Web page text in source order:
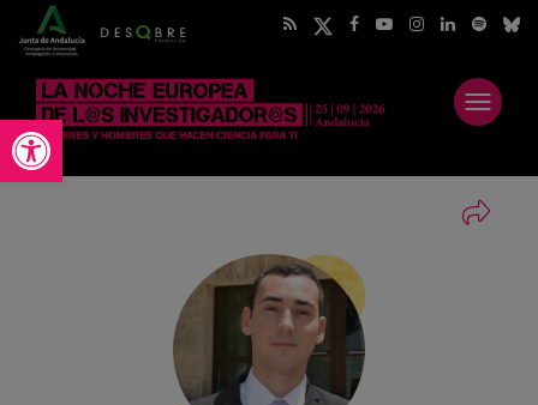
Abrir barra de herramientas
Abrir
menú